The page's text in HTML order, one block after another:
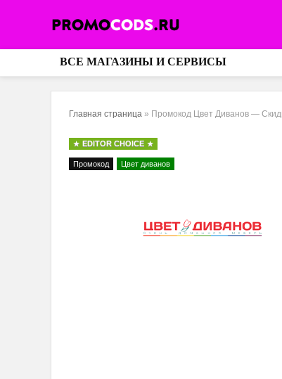
ВСЕ МАГАЗИНЫ И СЕРВИСЫ
Главная страница » Промокод Цвет Диванов —
EDITOR CHOICE
Промокод Цвет диванов